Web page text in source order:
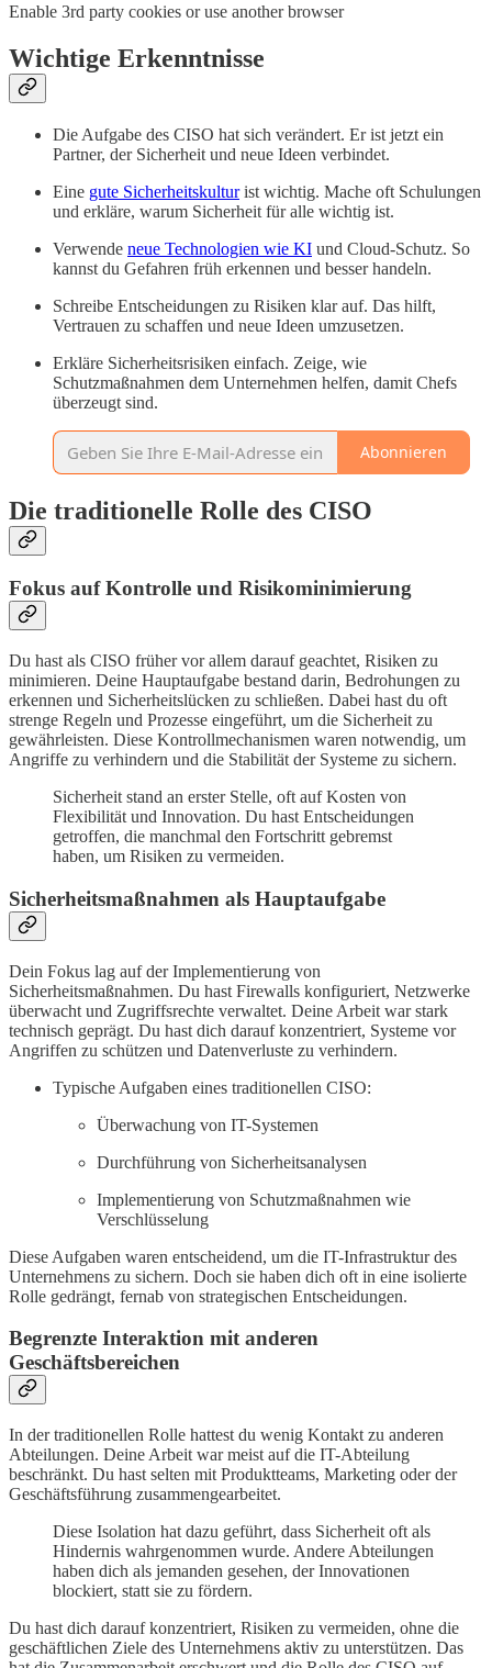
Enable 3rd party cookies or use another browser
Wichtige Erkenntnisse
Die Aufgabe des CISO hat sich verändert. Er ist jetzt ein
Partner, der Sicherheit und neue Ideen verbindet.
Eine gute Sicherheitskulturist wichtig. Mache oft Schulungen
und erkläre, warum Sicherheit für alle wichtig ist.
Verwende neue Technologien wie KI und Cloud-Schutz. So
kannst du Gefahren früh erkennen und besser handeln.
Schreibe Entscheidungen zu Risiken klar auf. Das hilft,
Vertrauen zu schaffen und neue Ideen umzusetzen.
Erkläre Sicherheitsrisiken einfach. Zeige, wie
Schutzmaßnahmen dem Unternehmen helfen, damit Chefs
überzeugt sind.
Abonnieren
Die traditionelle Rolle des CISO
Fokus auf Kontrolle und Risikominimierung
Du hast als CISO früher vor allem darauf geachtet, Risiken zu
minimieren. Deine Hauptaufgabe bestand darin, Bedrohungen zu
erkennen und Sicherheitslücken zu schließen. Dabei hast du oft
strenge Regeln und Prozesse eingeführt, um die Sicherheit zu
gewährleisten. Diese Kontrollmechanismen waren notwendig, um
Angriffe zu verhindern und die Stabilität der Systeme zu sichern.
Sicherheit stand an erster Stelle, oft auf Kosten von
Flexibilität und Innovation. Du hast Entscheidungen
getroffen, die manchmal den Fortschritt gebremst
haben, um Risiken zu vermeiden.
Sicherheitsmaßnahmen als Hauptaufgabe
Dein Fokus lag auf der Implementierung von
Sicherheitsmaßnahmen. Du hast Firewalls konfiguriert, Netzwerke
überwacht und Zugriffsrechte verwaltet. Deine Arbeit war stark
technisch geprägt. Du hast dich darauf konzentriert, Systeme vor
Angriffen zu schützen und Datenverluste zu verhindern.
Typische Aufgaben eines traditionellen CISO:
Überwachung von IT-Systemen
Durchführung von Sicherheitsanalysen
Implementierung von Schutzmaßnahmen wie
Verschlüsselung
Diese Aufgaben waren entscheidend, um die IT-Infrastruktur des
Unternehmens zu sichern. Doch sie haben dich oft in eine isolierte
Rolle gedrängt, fernab von strategischen Entscheidungen.
Begrenzte Interaktion mit anderen
Geschäftsbereichen
In der traditionellen Rolle hattest du wenig Kontakt zu anderen
Abteilungen. Deine Arbeit war meist auf die IT-Abteilung
beschränkt. Du hast selten mit Produktteams, Marketing oder der
Geschäftsführung zusammengearbeitet.
Diese Isolation hat dazu geführt, dass Sicherheit oft als
Hindernis wahrgenommen wurde. Andere Abteilungen
haben dich als jemanden gesehen, der Innovationen
blockiert, statt sie zu fördern.
Du hast dich darauf konzentriert, Risiken zu vermeiden, ohne die
geschäftlichen Ziele des Unternehmens aktiv zu unterstützen. Das